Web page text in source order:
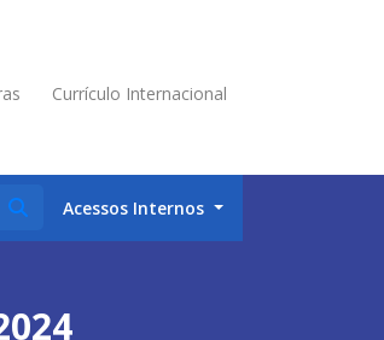
Currículo Internacional
Acessos Internos